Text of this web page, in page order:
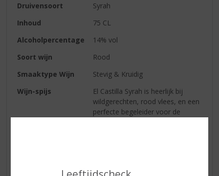
Druivensoort
Syrah
Inhoud
75 CL
Alcoholpercentage
14% vol
Soort wijn
Rood
Smaaktype Wijn
Stevig & Kruidig
Wijn-spijs
El Castilla Syrah is heerlijk bij
wildgerechten, rood vlees, en een
perfecte begeleider voor de